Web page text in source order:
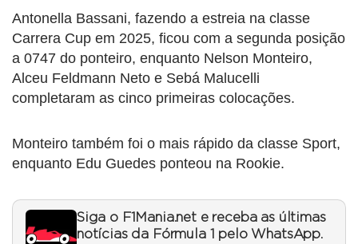
Antonella Bassani, fazendo a estreia na classe
Carrera Cup em 2025, ficou com a segunda posição
a 0747 do ponteiro, enquanto Nelson Monteiro,
Alceu Feldmann Neto e Sebá Malucelli
completaram as cinco primeiras colocações.
Monteiro também foi o mais rápido da classe Sport,
enquanto Edu Guedes ponteou na Rookie.
Siga o F1Mania.net e receba as últimas
notícias da Fórmula 1 pelo WhatsApp.